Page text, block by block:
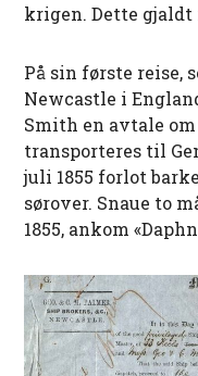
krigen. Dette gjaldt
På sin første reise,
Newcastle i
Smith en avtale
transporteres til
juli 1855 forlot
sørover. Snaue to
1855, ankom